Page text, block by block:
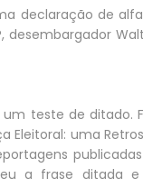
declaração de
desembargador
teste de
Eleitoral: uma
a frase ditada